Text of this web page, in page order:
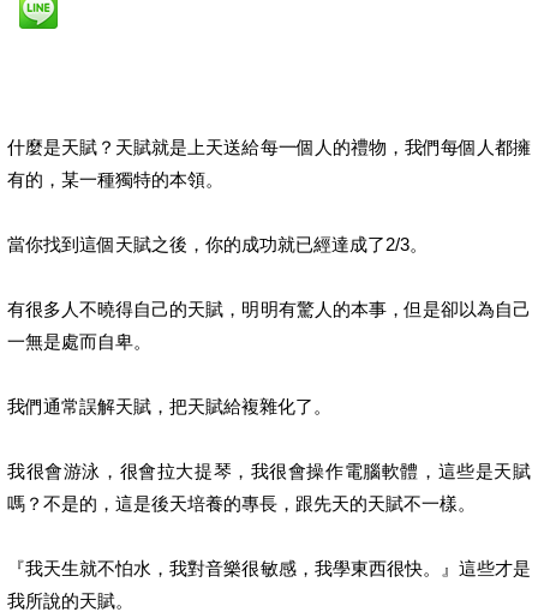
什麼是天賦？天賦就是上天送給每一個人的禮物，我們每個人都擁
有的，某一種獨特的本領。
當你找到這個天賦之後，你的成功就已經達成了2/3。
有很多人不曉得自己的天賦，明明有驚人的本事，但是卻以為自己
一無是處而自卑。
我們通常誤解天賦，把天賦給複雜化了。
我很會游泳，很會拉大提琴，我很會操作電腦軟體，這些是天賦
嗎？不是的，這是後天培養的專長，跟先天的天賦不一樣。
『我天生就不怕水，我對音樂很敏感，我學東西很快。』這些才是
我所說的天賦。